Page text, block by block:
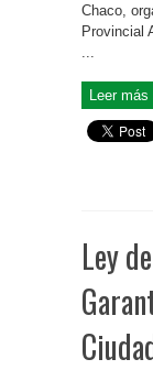
Chaco,
Provincial
Leer más
Ley